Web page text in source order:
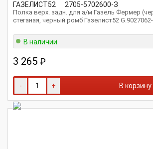
ГАЗЕЛИСТ52 2705-5702600-З
Полка верх. задн. для а/м Газель Фермер
стеганая, черный ромб Газелист52
В наличии
3 265 ₽
- + В корзину